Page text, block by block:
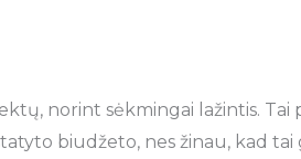
norint sėkmingai lažintis.
biudžeto, nes žinau, kad